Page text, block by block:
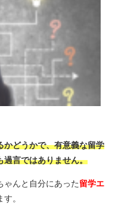
かどうかで、有意義な留学
過言ではありません。
ゃんと自分にあった 留学エ
。